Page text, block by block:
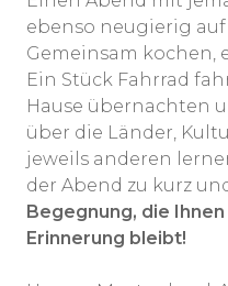
ebenso neugierig
Gemeinsam kochen,
Ein Stück Fahrrad
Hause übernachten
über die Länder,
jeweils anderen
der Abend zu kurz
Begegnung, die
Erinnerung bleibt!